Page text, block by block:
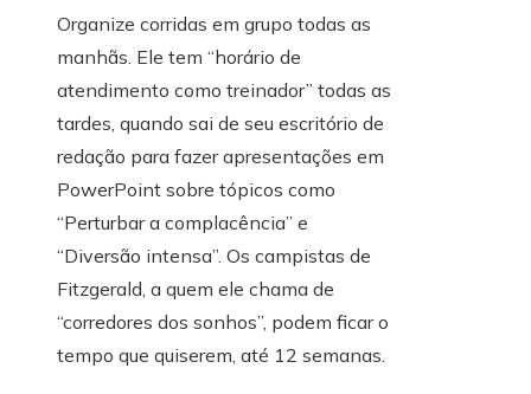
Organize corridas em grupo todas as
manhãs. Ele tem “horário de
atendimento como treinador” todas as
tardes, quando sai de seu escritório de
redação para fazer apresentações em
PowerPoint sobre tópicos como
“Perturbar a complacência” e
“Diversão intensa”. Os campistas de
Fitzgerald, a quem ele chama de
“corredores dos sonhos”, podem ficar o
tempo que quiserem, até 12 semanas.